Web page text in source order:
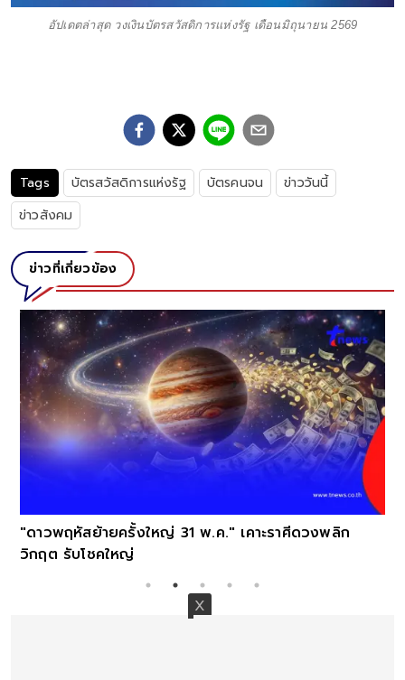
อัปเดตล่าสุด วงเงินบัตรสวัสดิการแห่งรัฐ เดือนมิถุนายน 2569
Tags บัตรสวัสดิการแห่งรัฐ บัตรคนจน
ข่าววันนี้
ข่าวสังคม
ข่าวที่เกี่ยวข้อง
"ดาวพฤหัสย้ายครั้งใหญ่ 31 พ.ค." เคาะราศีดวงพลิก
วิกฤต รับโชคใหญ่